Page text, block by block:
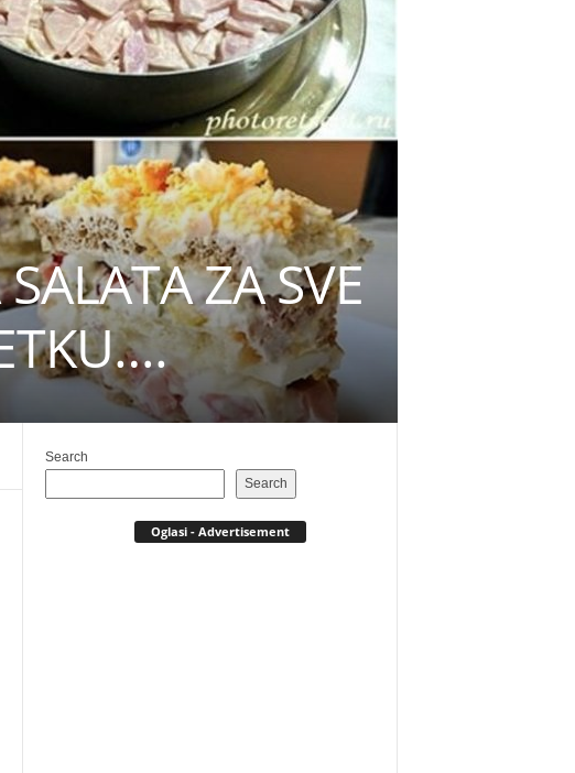
ZA SVE
Search
Search
Oglasi - Advertisement